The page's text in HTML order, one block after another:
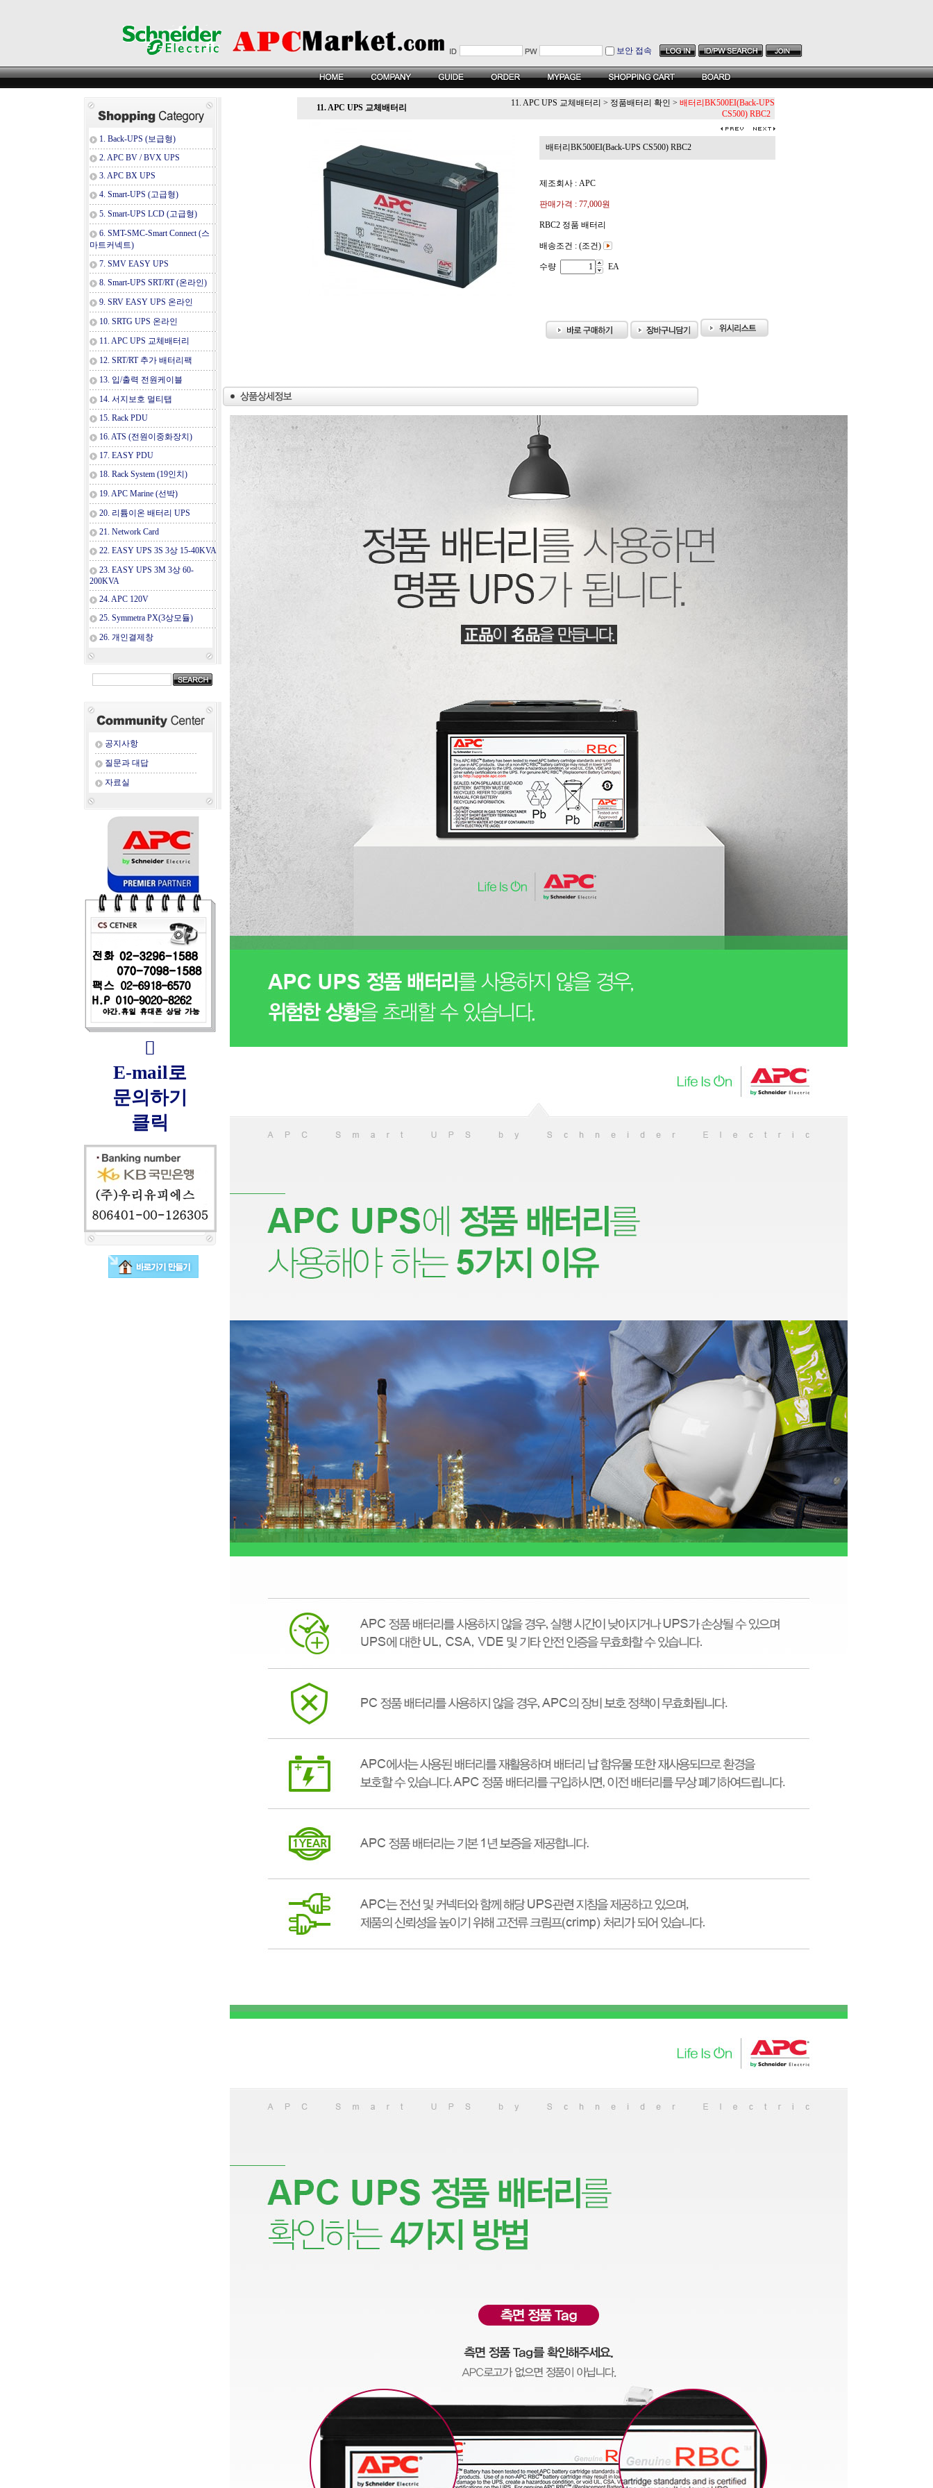
보안 접속
1. Back-UPS (보급형)
2. APC BV / BVX UPS
3. APC BX UPS
4. Smart-UPS (고급형)
5. Smart-UPS LCD (고급형)
6. SMT-SMC-Smart Connect (스
마트커넥트)
7. SMV EASY UPS
8. Smart-UPS SRT/RT (온라인)
9. SRV EASY UPS 온라인
10. SRTG UPS 온라인
11. APC UPS 교체배터리
12. SRT/RT 추가 배터리팩
13. 입/출력 전원케이블
14. 서지보호 멀티탭
15. Rack PDU
16. ATS (전원이중화장치)
17. EASY PDU
18. Rack System (19인치)
19. APC Marine (선박)
20. 리튬이온 배터리 UPS
21. Network Card
22. EASY UPS 3S 3상 15-40KVA
23. EASY UPS 3M 3상 60-
200KVA
24. APC 120V
25. Symmetra PX(3상모듈)
26. 개인결제창
공지사항
질문과 대답
자료실

E-mail로
문의하기
클릭
11. APC UPS 교체배터리 11. APC UPS 교체배터리 > 정품배터리 확인 > 배터리BK500EI(Back-UPS
CS500) RBC2
배터리BK500EI(Back-UPS CS500) RBC2
제조회사 : APC
판매가격 : 77,000원
RBC2 정품 배터리
배송조건 : (조건)
수량 EA